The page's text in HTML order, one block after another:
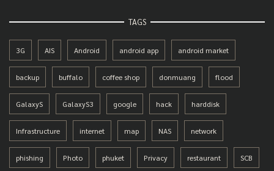
TAGS
3G AIS Android android app android market
backup buffalo coffee shop donmuang flood
GalaxyS GalaxyS3 google hack harddisk
Infrastructure internet map NAS network
phishing Photo phuket Privacy restaurant SCB